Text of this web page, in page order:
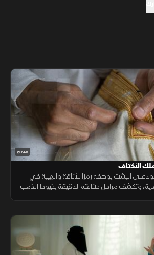
20:46
الأكتاف
على البشت بوصفه رمزاً للأناقة والهيبة في
وتكشف مراحل صناعته الدقيقة بخيوط الذهب